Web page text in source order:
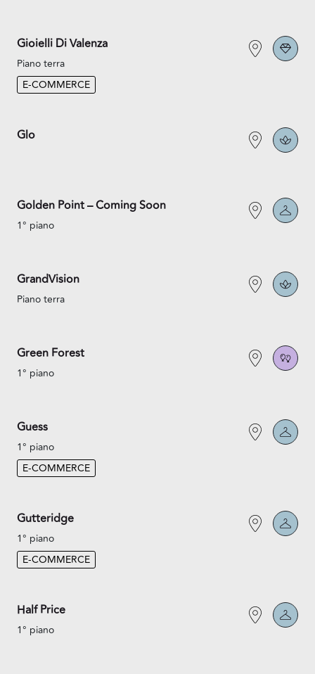
Gioielli Di Valenza
Piano terra
E-COMMERCE
Glo
Golden Point – Coming Soon
1° piano
GrandVision
Piano terra
Green Forest
1° piano
Guess
1° piano
E-COMMERCE
Gutteridge
1° piano
E-COMMERCE
Half Price
1° piano